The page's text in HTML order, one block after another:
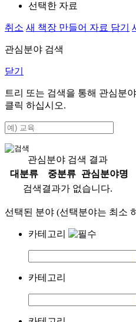
선택한 자료
취소 새 책장 만들어 자료 담기
관심분야 검색
닫기
트리 또는 검색을 통해 관심분
클릭 하십시오.
관심분야 검색 결과
대분류
중분류
관심분야명
검색결과가 없습니다.
선택된 분야 (선택분야는 최소
카테고리
카테고리